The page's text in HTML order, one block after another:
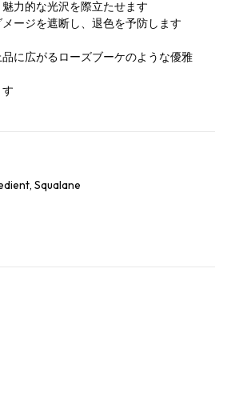
力的な光沢を際立たせます
ージを遮断し、退色を予防します
に広がるローズブーケのような優雅
Squalane